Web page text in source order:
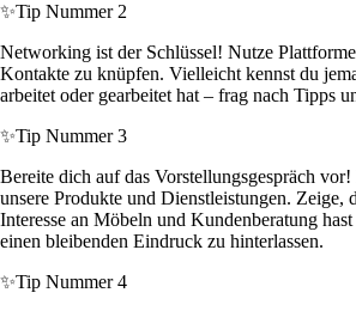
✨Tip Nummer 2
Networking ist der Schlüssel! Nutze
Kontakte zu knüpfen. Vielleicht kennst du
arbeitet oder gearbeitet hat – frag nach Tipps
✨Tip Nummer 3
Bereite dich auf das Vorstellungsgespräch
unsere Produkte und Dienstleistungen. Zeige,
Interesse an Möbeln und Kundenberatung
einen bleibenden Eindruck zu hinterlassen.
✨Tip Nummer 4